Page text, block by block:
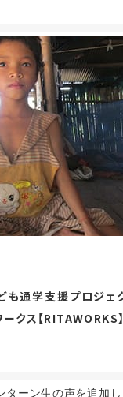
も通学支援プロジェ
クス【RITAWORKS】